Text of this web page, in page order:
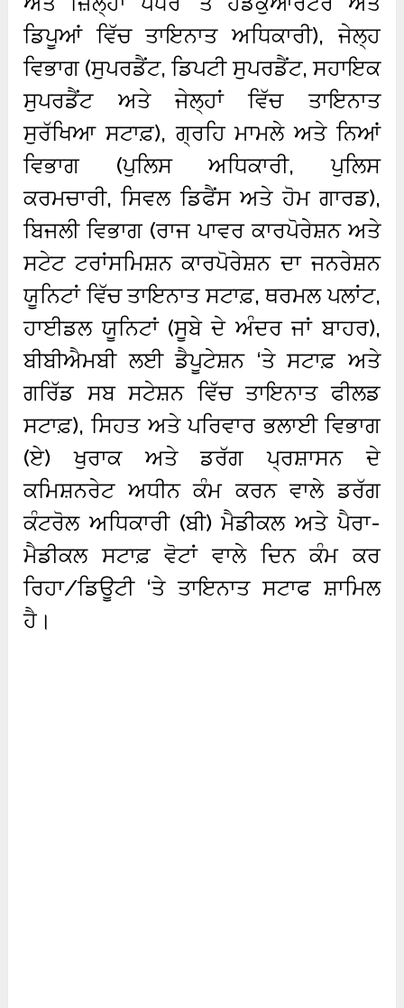
ਡਿਪੂਆਂ ਵਿੱਚ ਤਾਇਨਾਤ ਅਧਿਕਾਰੀ), ਜੇਲ੍ਹ
ਵਿਭਾਗ (ਸੁਪਰਡੈਂਟ, ਡਿਪਟੀ ਸੁਪਰਡੈਂਟ, ਸਹਾਇਕ
ਸੁਪਰਡੈਂਟ ਅਤੇ ਜੇਲ੍ਹਾਂ ਵਿੱਚ ਤਾਇਨਾਤ
ਸੁਰੱਖਿਆ ਸਟਾਫ਼), ਗ੍ਰਹਿ ਮਾਮਲੇ ਅਤੇ ਨਿਆਂ
ਵਿਭਾਗ (ਪੁਲਿਸ ਅਧਿਕਾਰੀ, ਪੁਲਿਸ
ਕਰਮਚਾਰੀ, ਸਿਵਲ ਡਿਫੈਂਸ ਅਤੇ ਹੋਮ ਗਾਰਡ),
ਬਿਜਲੀ ਵਿਭਾਗ (ਰਾਜ ਪਾਵਰ ਕਾਰਪੋਰੇਸ਼ਨ ਅਤੇ
ਸਟੇਟ ਟਰਾਂਸਮਿਸ਼ਨ ਕਾਰਪੋਰੇਸ਼ਨ ਦਾ ਜਨਰੇਸ਼ਨ
ਯੂਨਿਟਾਂ ਵਿੱਚ ਤਾਇਨਾਤ ਸਟਾਫ਼, ਥਰਮਲ ਪਲਾਂਟ,
ਹਾਈਡਲ ਯੂਨਿਟਾਂ (ਸੂਬੇ ਦੇ ਅੰਦਰ ਜਾਂ ਬਾਹਰ),
ਬੀਬੀਐਮਬੀ ਲਈ ਡੈਪੂਟੇਸ਼ਨ ‘ਤੇ ਸਟਾਫ਼ ਅਤੇ
ਗਰਿੱਡ ਸਬ ਸਟੇਸ਼ਨ ਵਿੱਚ ਤਾਇਨਾਤ ਫੀਲਡ
ਸਟਾਫ਼), ਸਿਹਤ ਅਤੇ ਪਰਿਵਾਰ ਭਲਾਈ ਵਿਭਾਗ
(ਏ) ਖੁਰਾਕ ਅਤੇ ਡਰੱਗ ਪ੍ਰਸ਼ਾਸਨ ਦੇ
ਕਮਿਸ਼ਨਰੇਟ ਅਧੀਨ ਕੰਮ ਕਰਨ ਵਾਲੇ ਡਰੱਗ
ਕੰਟਰੋਲ ਅਧਿਕਾਰੀ (ਬੀ) ਮੈਡੀਕਲ ਅਤੇ ਪੈਰਾ-
ਮੈਡੀਕਲ ਸਟਾਫ਼ ਵੋਟਾਂ ਵਾਲੇ ਦਿਨ ਕੰਮ ਕਰ
ਰਿਹਾ/ਡਿਊਟੀ ‘ਤੇ ਤਾਇਨਾਤ ਸਟਾਫ ਸ਼ਾਮਿਲ
ਹੈ।